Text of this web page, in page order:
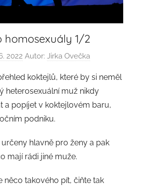
homosexuály 1/2
2022 Autor: Jirka Ovečka
koktejlů, které by si neměl
heterosexuální muž nikdy
a popíjet v koktejlovém baru,
podniku.
hlavně pro ženy a pak
mají rádi jiné muže.
něco takového pít, čiňte tak